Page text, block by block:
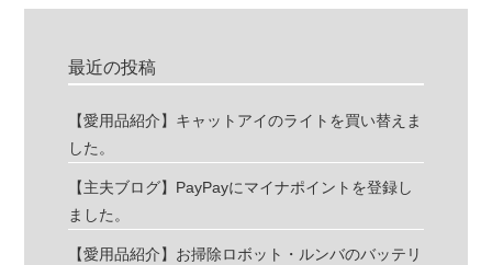
最近の投稿
【愛用品紹介】キャットアイのライトを買い替えま
した。
【主夫ブログ】PayPayにマイナポイントを登録し
ました。
【愛用品紹介】お掃除ロボット・ルンバのバッテリ